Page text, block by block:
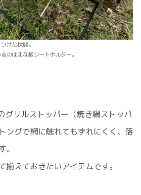
けた状態。
のはまな板シートホルダー。
グリルストッパー（焼き網ストッパ
ングで網に触れてもずれにくく、落
。
揃えておきたいアイテムです。